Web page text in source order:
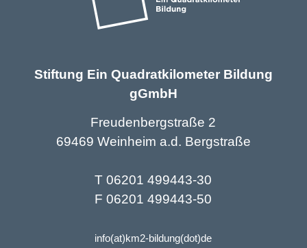
Stiftung Ein Quadratkilometer Bildung
gGmbH
Freudenbergstraße 2
69469 Weinheim a.d. Bergstraße
T 06201 499443-30
F 06201 499443-50
info(at)km2-bildung(dot)de